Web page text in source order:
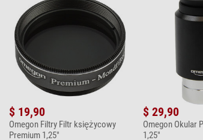
$ 19,90
Omegon Filtry Filtr księżycowy
Premium 1,25"
$ 29,90
Omegon Okular
1,25"